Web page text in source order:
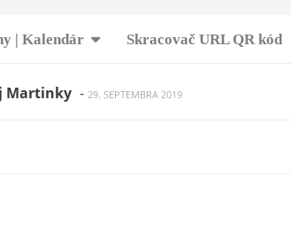
| Kalendár Skracovač URL QR kód
pralinky. Jednoduché a chutné.
a volským okom